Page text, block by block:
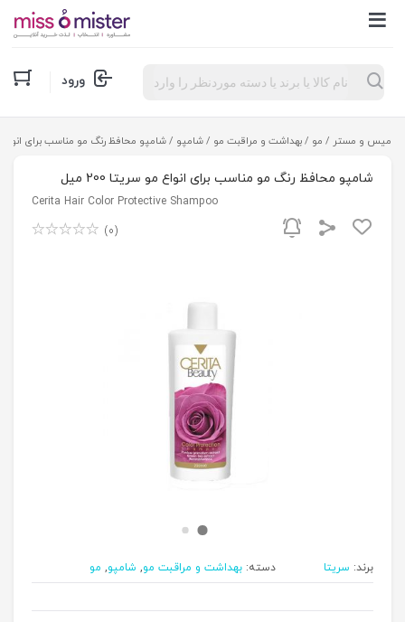
Products
search ورود
میس و مستر / مو /بهداشت و مراقبت مو /شامپو / شامپو محافظ رنگ مو مناسب برای انواع مو
شامپو محافظ رنگ مو مناسب برای انواع مو سریتا 200 میل
Cerita Hair Color Protective Shampoo
(0)
برند: سریتا دسته:بهداشت و مراقبت مو, شامپو, مو